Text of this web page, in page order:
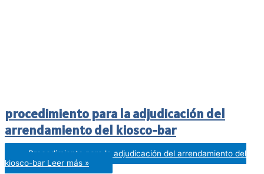
procedimiento para la adjudicación del
arrendamiento del kiosco-bar
Procedimiento para la adjudicación del arrendamiento del
kiosco-bar Leer más »